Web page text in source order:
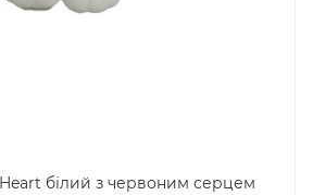
білий з червоним серцем